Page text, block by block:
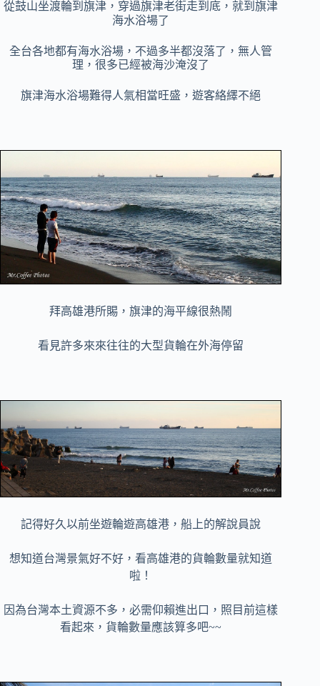
從鼓山坐渡輪到旗津，穿過旗津老街走到底，就到旗津
海水浴場了
全台各地都有海水浴場，不過多半都沒落了，無人管
理，很多已經被海沙淹沒了
旗津海水浴場難得人氣相當旺盛，遊客絡繹不絕
拜高雄港所賜，旗津的海平線很熱鬧
看見許多來來往往的大型貨輪在外海停留
記得好久以前坐遊輪遊高雄港，船上的解說員說
想知道台灣景氣好不好，看高雄港的貨輪數量就知道
啦！
因為台灣本土資源不多，必需仰賴進出口，照目前這樣
看起來，貨輪數量應該算多吧~~